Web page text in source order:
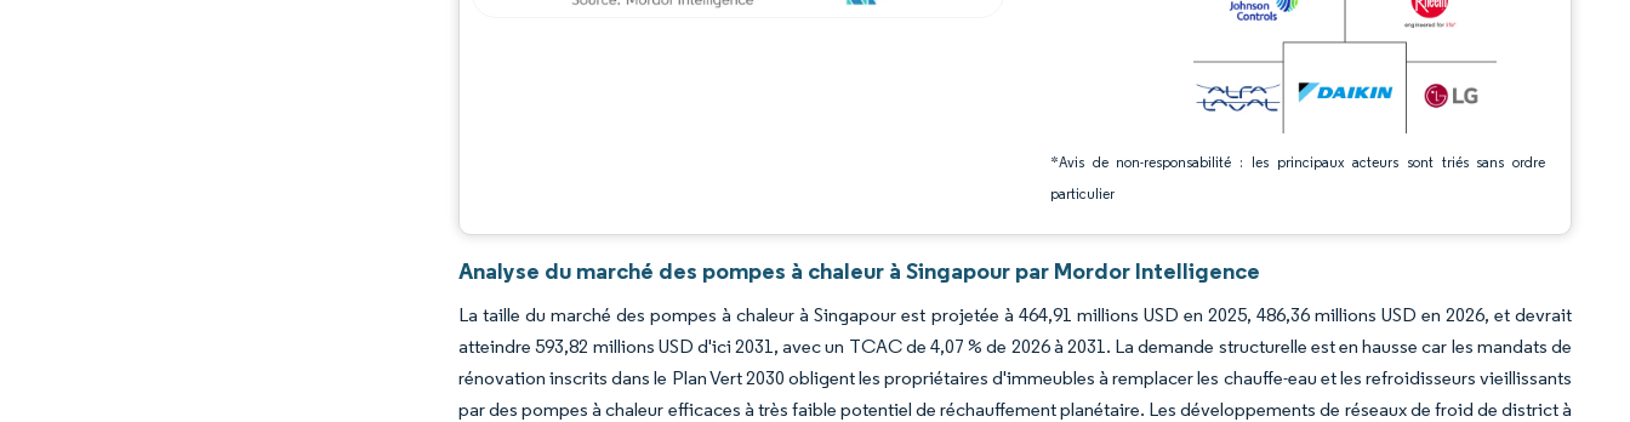
*Avis de non-responsabilité : les principaux acteurs sont triés sans ordre
particulier
Analyse du marché des pompes à chaleur à Singapour par Mordor Intelligence
La taille du marché des pompes à chaleur à Singapour est projetée à 464,91 millions USD en 2025, 486,36 millions USD en 2026, et devrait
atteindre 593,82 millions USD d'ici 2031, avec un TCAC de 4,07 % de 2026 à 2031. La demande structurelle est en hausse car les mandats de
rénovation inscrits dans le Plan Vert 2030 obligent les propriétaires d'immeubles à remplacer les chauffe-eau et les refroidisseurs vieillissants
par des pompes à chaleur efficaces à très faible potentiel de réchauffement planétaire. Les développements de réseaux de froid de district à